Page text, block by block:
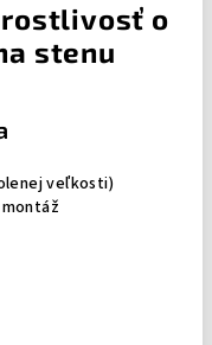
o
stenu
veľkosti)